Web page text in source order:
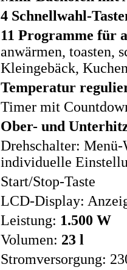
4 Schnellwahl-
11 Programme für
anwärmen, toasten,
Kleingebäck,
Temperatur
Timer mit
Ober- und
Drehschalter:
individuelle
Start/Stop-Taste
LCD-Display:
Leistung: 1.500 W
Volumen: 23 l
Stromversorgung: